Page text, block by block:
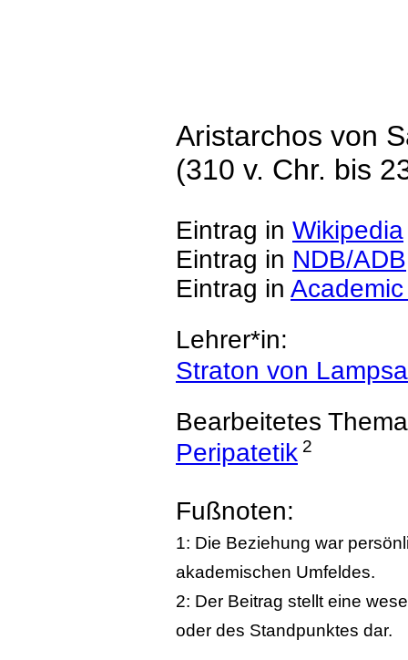
Aristarchos von
(310 v. Chr. bis
Eintrag in Wikipedia
Eintrag in NDB/ADB
Eintrag in
Lehrer*in:
Straton von
Bearbeitetes
Peripatetik 2
Fußnoten:
1: Die Beziehung war
akademischen Umfeldes.
2: Der Beitrag stellt eine
oder des Standpunktes dar.